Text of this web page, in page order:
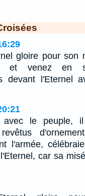
gloire pour son
et venez en
devant l'Eternel
avec le peuple,
l'armée,
car sa